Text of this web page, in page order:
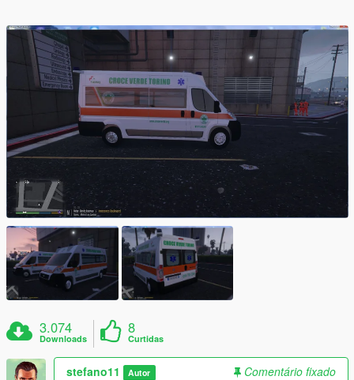
3.074
Downloads
8
Curtidas
stefano11 Autor
Comentário fixado